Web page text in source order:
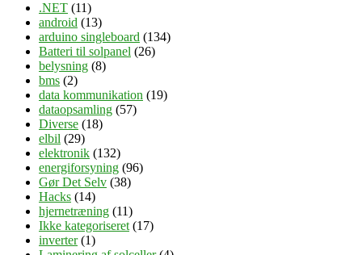
.NET (11)
android (13)
arduino singleboard (134)
Batteri til solpanel (26)
belysning (8)
bms (2)
data kommunikation (19)
dataopsamling (57)
Diverse (18)
elbil (29)
elektronik (132)
energiforsyning (96)
Gør Det Selv (38)
Hacks (14)
hjernetræning (11)
Ikke kategoriseret (17)
inverter(1)